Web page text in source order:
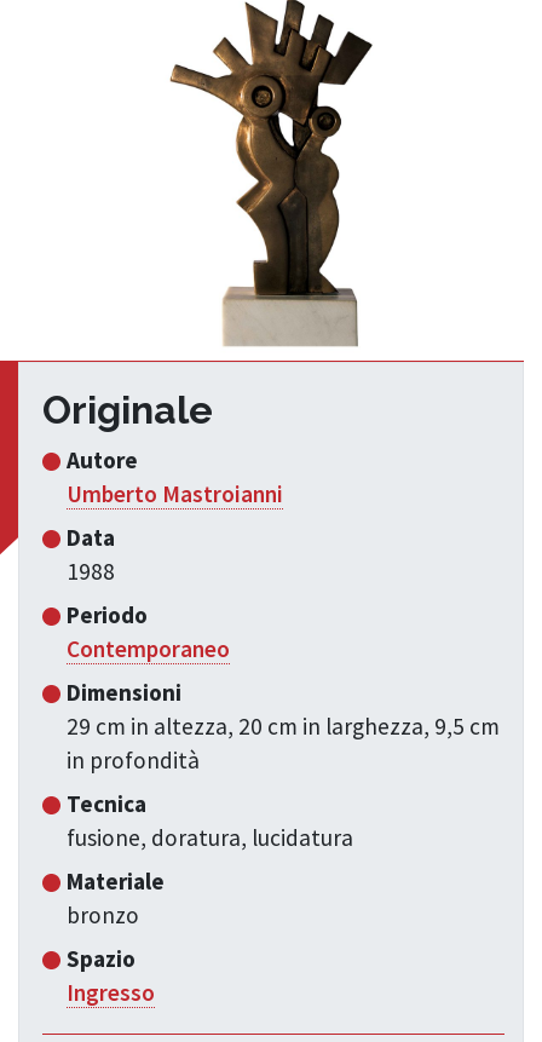
Originale
Autore
Umberto Mastroianni
Data
1988
Periodo
Contemporaneo
Dimensioni
29 cm in altezza, 20 cm in larghezza, 9,5 cm
in profondità
Tecnica
fusione, doratura, lucidatura
Materiale
bronzo
Spazio
Ingresso